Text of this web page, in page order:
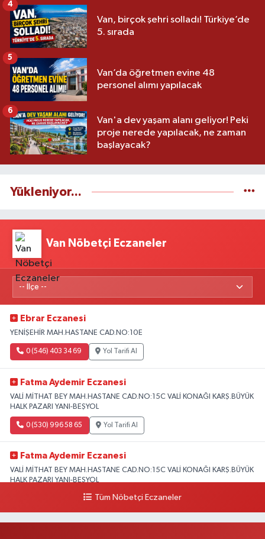
Van, birçok şehri solladı! Türkiye’de
5. sırada
4
Van’da öğretmen evine 48
personel alımı yapılacak
5
Van'a dev yaşam alanı geliyor! Peki
proje nerede yapılacak, ne zaman
başlayacak?
6
Yükleniyor...
Van Nöbetçi Eczaneler
Ebrar Eczanesi
YENİŞEHİR MAH.HASTANE CAD.NO:10E
0 (546) 403 34 69 Yol Tarifi Al
Fatma Aydemir Eczanesi
VALİ MİTHAT BEY MAH.HASTANE CAD.NO:15C VALİ KONAĞI KARŞ.BÜYÜK
HALK PAZARI YANI-BEŞYOL
0 (530) 996 58 65 Yol Tarifi Al
Fatma Aydemir Eczanesi
VALİ MİTHAT BEY MAH.HASTANE CAD.NO:15C VALİ KONAĞI KARŞ.BÜYÜK
HALK PAZARI YANI-BEŞYOL
Yol Tarifi Al
Tüm Nöbetçi Eczaneler